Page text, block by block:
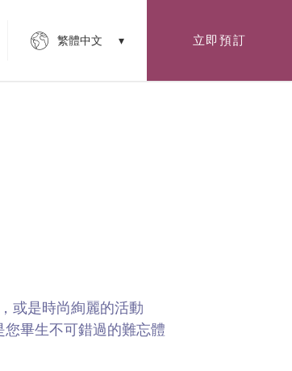
繁體中文 立即預訂
或是時尚絢麗的活動
畢生不可錯過的難忘體